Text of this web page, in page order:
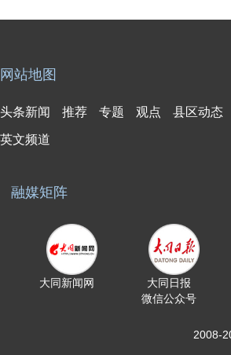
网站地图
头条新闻 推荐 专题 观点 县区动态
英文频道
融媒矩阵
大同新闻网
大同日报
微信公众号
2008-